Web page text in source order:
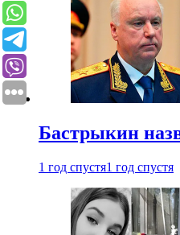
Бастрыкин
1 год спустя1 год спустя